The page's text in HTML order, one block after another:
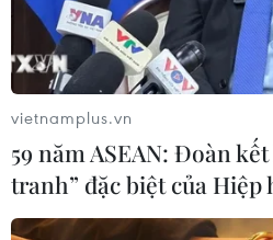
Xem
vietnamplus.vn
59 năm ASEAN: Đoàn
tranh” đặc biệt của Hiệp